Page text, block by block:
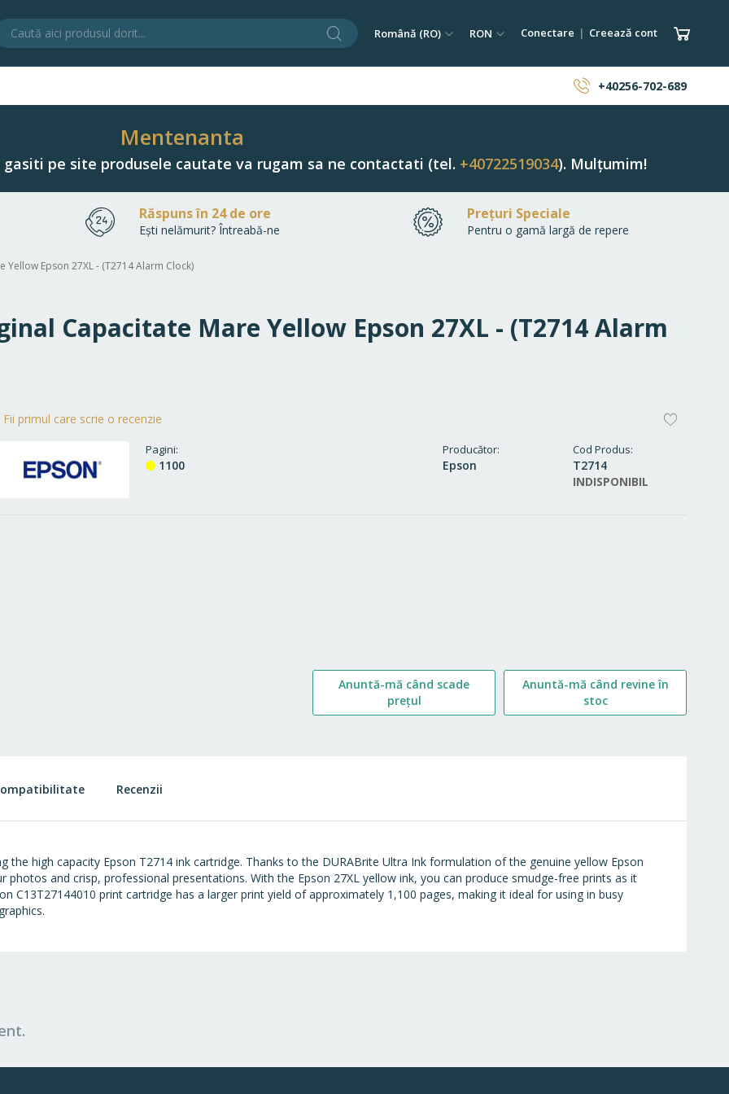
CăutareLimba
Română (RO) Monedă
RON Conectare Creează cont Coșul
+40256-702-689
Mentenanta
pe site produsele cautate va rugam sa ne contactati (tel. +40722519034). Mulțumim!
Răspuns în 24 de ore
Ești nelămurit? Întreabă-ne
Prețuri Speciale
Pentru o gamă largă de repere
Epson 27XL - (T2714 Alarm Clock)
Capacitate Mare Yellow Epson 27XL - (T2714 Alarm
Producător
Epson
Cod Produs
T2714
INDISPONIBIL
Fii primul care scrie o recenzie
Pagini
1100
Anuntă-mă când scade
prețul
Anuntă-mă când revine în
stoc
the high capacity Epson T2714 ink cartridge. Thanks to the DURABrite Ultra Ink formulation of the genuine yellow Epson
and crisp, professional presentations. With the Epson 27XL yellow ink, you can produce smudge-free prints as it
C13T27144010 print cartridge has a larger print yield of approximately 1,100 pages, making it ideal for using in busy
Recenzii